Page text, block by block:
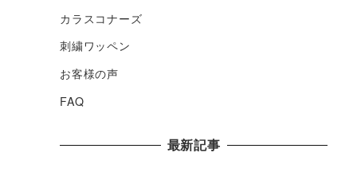
カラスコナーズ
刺繍ワッペン
お客様の声
FAQ
最新記事